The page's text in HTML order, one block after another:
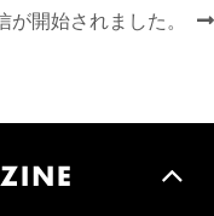
が開始されました。